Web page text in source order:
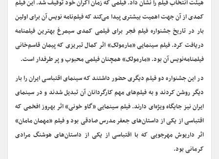
هیئت انتخاب فیلم را نشان داد. فیلمی که زمان اکران خود توقیف شد. این فیلم
کمدی از آن جهت اهمیت بیشتری پیدا می‌کند که فیلم‌نامه نویس آن برای اولین
بار در تاریخ جشنواره فیلم فجر برای فیلمی کمدی سیمرغ بهترین فیلمنامه
دریافت کرد. فیلم سینمایی «مارمولک» اثر کمال تبریزی که پیمان قاسم‌خانی
فیلمنامه‌نویس آن بود. «مارمولک» همچنان فیلمی محبوب و پر طرفدار است.
در این جشنواره دو فیلم دیگری حضور داشتند که سینمای اقتباسی ایران را بار
دیگر روشن کردند و به فیلم‌های مهم کارگردانان آن تبدیل شدند و در سینمای
ایران نیز جایگاه ویژه‌ای دارند. فیلم سینمایی «گاو خونی» اثر بهروز افخمی که
اقتباسی از یکی از داستان‌های جعفر مدرس صادقی بود و فیلم «مهمان مامان»
اثر داریوش مهرجویی که با اقتباسی از یکی از داستان‌های هوشنگ مرادی
کرمانی بود.